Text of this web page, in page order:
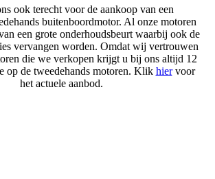
ook terecht voor de aankoop van een
buitenboordmotor. Al onze motoren
een grote onderhoudsbeurt waarbij ook de
vervangen worden. Omdat wij vertrouwen
die we verkopen krijgt u bij ons altijd 12
op de tweedehands motoren. Klik hiervoor
het actuele aanbod.